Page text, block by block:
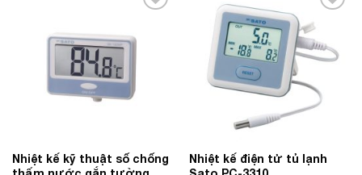
Nhiệt kế kỹ thuật số chống
Add to
Wishlist
Nhiệt kế điện tử tủ lạnh